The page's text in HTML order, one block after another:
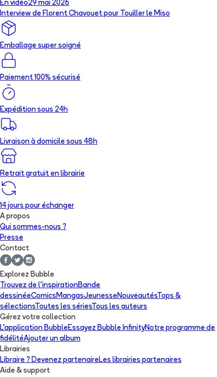
En vidéo29 mai 2026
Interview de Florent Chavouet pour Touiller le Miso
Emballage super soigné
Paiement 100% sécurisé
Expédition sous 24h
Livraison à domicile sous 48h
Retrait gratuit en librairie
14 jours pour échanger
A propos
Qui sommes-nous ?
Presse
Contact
Explorez Bubble
Trouvez de l'inspirationBande
dessinéeComics MangasJeunesse NouveautésTops &
sélectionsToutes les sériesTous les auteurs
Gérez votre collection
L'application Bubble Essayez Bubble InfinityNotre programme de
fidélitéAjouter un album
Librairies
Libraire ? Devenez partenaire Les librairies partenaires
Aide & support